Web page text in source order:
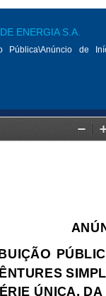
ENERGIA S.A.
Pública\Anúncio de